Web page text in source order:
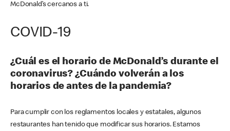
McDonald’s cercanos a ti.
COVID-19
¿Cuál es el horario de McDonald’s durante el
coronavirus? ¿Cuándo volverán a los
horarios de antes de la pandemia?
Para cumplir con los reglamentos locales y estatales, algunos
restaurantes han tenido que modificar sus horarios. Estamos